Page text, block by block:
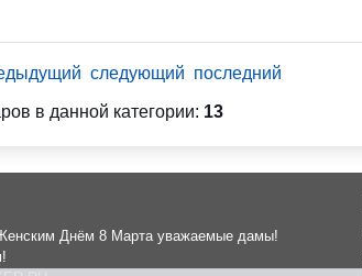
следующий последний
в данной категории: 13
Днём 8 Марта уважаемые дамы!